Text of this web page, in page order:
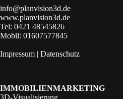
info@planvision3d.de
www.planvision3d.de
Tel: 0421 48545826
Mobil: 01607577845
Impressum | Datenschutz
IMMOBILIENMARKETING